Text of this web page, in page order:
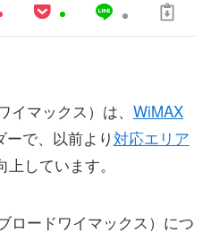
マックス）は、 WiMAX
で、以前より対応エリア
上しています。
ロードワイマックス）につ